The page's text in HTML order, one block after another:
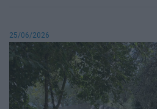
25/06/2026